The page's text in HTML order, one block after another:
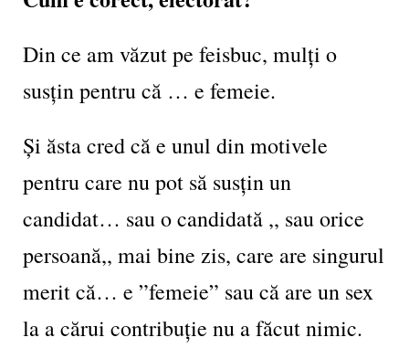
Din ce am văzut pe feisbuc, mulți o
susțin pentru că … e femeie.
Și ăsta cred că e unul din motivele
pentru care nu pot să susțin un
candidat… sau o candidată ,, sau orice
persoană,, mai bine zis, care are singurul
merit că… e ”femeie” sau că are un sex
la a cărui contribuție nu a făcut nimic.